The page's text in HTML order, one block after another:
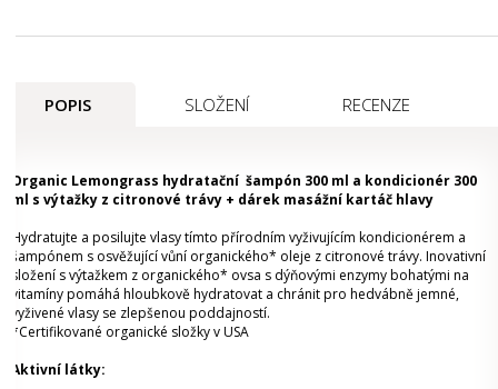
POPIS SLOŽENÍ RECENZE
Organic Lemongrass hydratační šampón 300 ml a kondicionér 300
ml s výtažky z citronové trávy + dárek masážní kartáč hlavy
Hydratujte a posilujte vlasy tímto přírodním vyživujícím kondicionérem a
šampónem s osvěžující vůní organického* oleje z citronové trávy. Inovativní
složení s výtažkem z organického* ovsa s dýňovými enzymy bohatými na
vitamíny pomáhá hloubkově hydratovat a chránit pro hedvábně jemné,
vyživené vlasy se zlepšenou poddajností.
*Certifikované organické složky v USA
Aktivní látky: